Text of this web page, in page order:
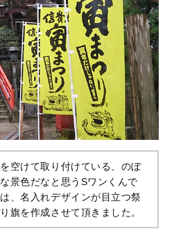
空けて取り付けている、のぼ
景色だなと思うSワンくんで
、名入れデザインが目立つ祭
旗を作成させて頂きました。